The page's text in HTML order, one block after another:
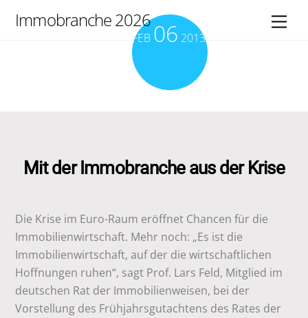
Immobranche 2026
FEB 06 2013
Mit der Immobranche aus der Krise
Die Krise im Euro-Raum eröffnet Chancen für die
Immobilienwirtschaft. Mehr noch: „Es ist die
Immobilienwirtschaft, auf der die wirtschaftlichen
Hoffnungen ruhen“, sagt Prof. Lars Feld, Mitglied im
deutschen Rat der Immobilienweisen, bei der
Vorstellung des Frühjahrsgutachtens des Rates der